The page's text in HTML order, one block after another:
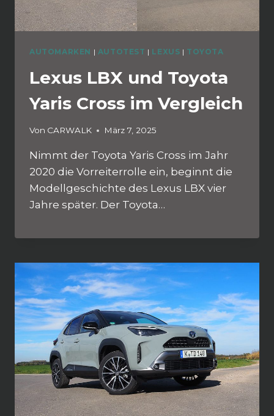
AUTOMARKEN | AUTOTEST | LEXUS | TOYOTA
Lexus LBX und Toyota
Yaris Cross im Vergleich
Von CARWALK März 7, 2025
Nimmt der Toyota Yaris Cross im Jahr
2020 die Vorreiterrolle ein, beginnt die
Modellgeschichte des Lexus LBX vier
Jahre später. Der Toyota…